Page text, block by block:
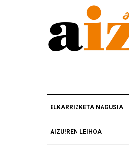
ELKARRIZKETA NAGUSIA
AIZU!REN LEIHOA